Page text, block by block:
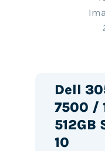
Dell
7500 /
512GB
10